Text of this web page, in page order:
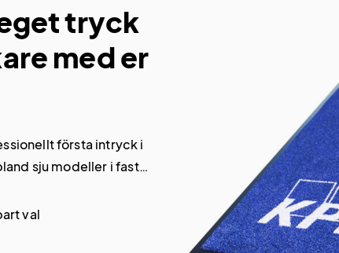
tryck
med er
första intryck i
sju modeller i fasta
val